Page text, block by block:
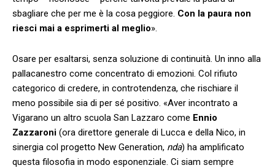
sbagliare che per me è la cosa peggiore. Con la paura non
riesci mai a esprimerti al meglio».
Osare per esaltarsi, senza soluzione di continuità. Un inno alla
pallacanestro come concentrato di emozioni. Col rifiuto
categorico di credere, in controtendenza, che rischiare il
meno possibile sia di per sé positivo. «Aver incontrato a
Vigarano un altro scuola San Lazzaro come Ennio
Zazzaroni (ora direttore generale di Lucca e della Nico, in
sinergia col progetto New Generation, nda) ha amplificato
questa filosofia in modo esponenziale. Ci siam sempre